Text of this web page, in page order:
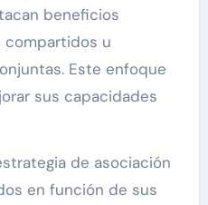
beneficios
compartidos u
Este enfoque
sus capacidades
de asociación
en función de sus